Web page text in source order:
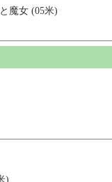
魔女 (05米)
)